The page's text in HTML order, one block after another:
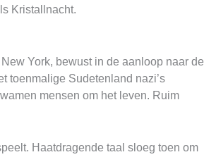
Kristallnacht.
York, bewust in de aanloop naar de
toenmalige Sudetenland nazi’s
mensen om het leven. Ruim
Haatdragende taal sloeg toen om